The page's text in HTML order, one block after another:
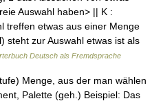
Auswahl haben> || K :
treffen etwas aus einer Menge
steht zur Auswahl etwas ist als
Deutsch als Fremdsprache
Menge, aus der man wählen
Palette (geh.) Beispiel: Das